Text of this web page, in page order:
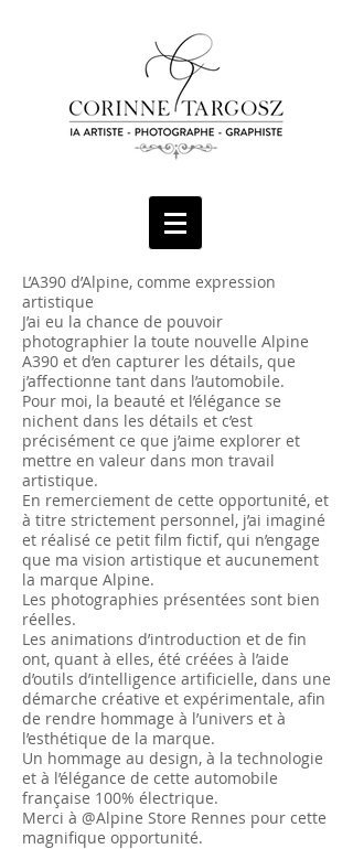
L’A390 d’Alpine, comme expression
artistique
J’ai eu la chance de pouvoir
photographier la toute nouvelle Alpine
A390 et d’en capturer les détails, que
j’affectionne tant dans l’automobile.
Pour moi, la beauté et l’élégance se
nichent dans les détails et c’est
précisément ce que j’aime explorer et
mettre en valeur dans mon travail
artistique.
En remerciement de cette opportunité, et
à titre strictement personnel, j’ai imaginé
et réalisé ce petit film fictif, qui n’engage
que ma vision artistique et aucunement
la marque Alpine.
Les photographies présentées sont bien
réelles.
Les animations d’introduction et de fin
ont, quant à elles, été créées à l’aide
d’outils d’intelligence artificielle, dans une
démarche créative et expérimentale, afin
de rendre hommage à l’univers et à
l’esthétique de la marque.
Un hommage au design, à la technologie
et à l’élégance de cette automobile
française 100% électrique.
Merci à @Alpine Store Rennes pour cette
magnifique opportunité.